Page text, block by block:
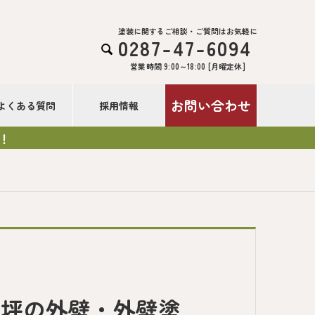

塗装に関するご相談・ご質問はお気軽に
0287-47-6094
営業時間 9:00～18:00 [月曜定休]
くある質問 採用情報 お問い合わせ